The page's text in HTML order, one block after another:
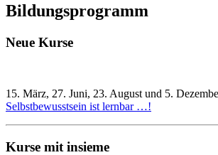
Bildungsprogramm
Neue Kurse
15. März, 27. Juni, 23. August und 5.
Selbstbewusstsein ist lernbar …!
Kurse mit insieme